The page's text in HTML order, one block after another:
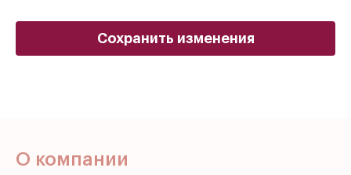
Сохранить изменения
О компании